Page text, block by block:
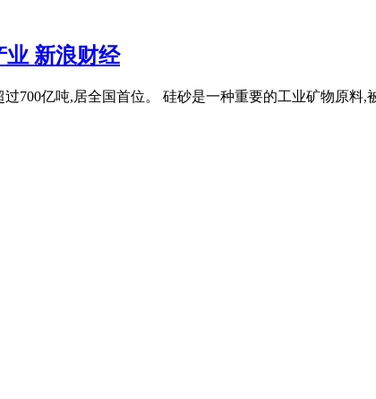
业 新浪财经
700亿吨,居全国首位。 硅砂是一种重要的工业矿物原料,